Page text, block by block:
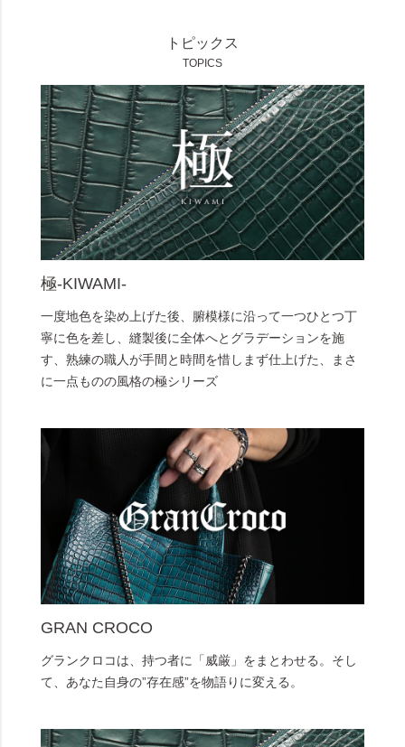
トピックス
TOPICS
極-KIWAMI-
一度地色を染め上げた後、腑模様に沿って一つひとつ丁
寧に色を差し、縫製後に全体へとグラデーションを施
す、熟練の職人が手間と時間を惜しまず仕上げた、まさ
に一点ものの風格の極シリーズ
GRAN CROCO
グランクロコは、持つ者に「威厳」をまとわせる。そし
て、あなた自身の”存在感”を物語りに変える。